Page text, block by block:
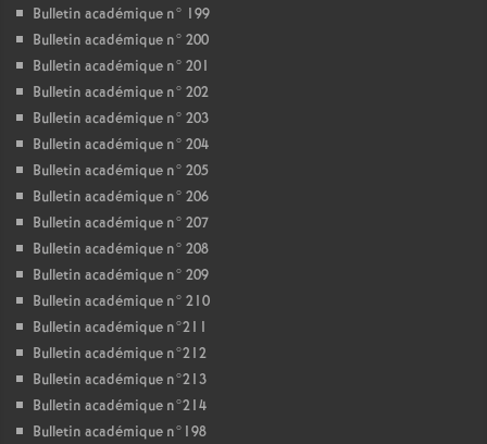
Bulletin académique n° 199
Bulletin académique n° 200
Bulletin académique n° 201
Bulletin académique n° 202
Bulletin académique n° 203
Bulletin académique n° 204
Bulletin académique n° 205
Bulletin académique n° 206
Bulletin académique n° 207
Bulletin académique n° 208
Bulletin académique n° 209
Bulletin académique n° 210
Bulletin académique n°211
Bulletin académique n°212
Bulletin académique n°213
Bulletin académique n°214
Bulletin académique n°198